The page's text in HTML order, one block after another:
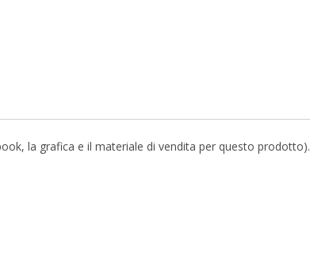
la grafica e il materiale di vendita per questo prodotto).